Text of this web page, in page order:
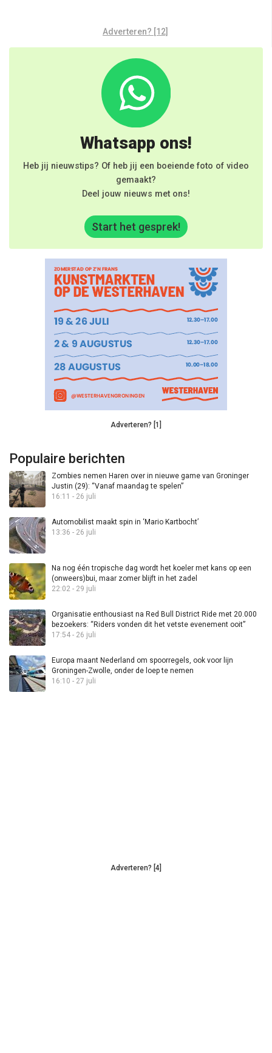
Adverteren? [12]
Whatsapp ons!
Heb jij nieuwstips? Of heb jij een boeiende foto of video
gemaakt?
Deel jouw nieuws met ons!
Start het gesprek!
Adverteren? [1]
Populaire berichten
Zombies nemen Haren over in nieuwe game van Groninger
Justin (29): “Vanaf maandag te spelen”
16:11 - 26 juli
Automobilist maakt spin in ‘Mario Kartbocht’
13:36 - 26 juli
Na nog één tropische dag wordt het koeler met kans op een
(onweers)bui, maar zomer blijft in het zadel
22:02 - 29 juli
Organisatie enthousiast na Red Bull District Ride met 20.000
bezoekers: “Riders vonden dit het vetste evenement ooit”
17:54 - 26 juli
Europa maant Nederland om spoorregels, ook voor lijn
Groningen-Zwolle, onder de loep te nemen
16:10 - 27 juli
Adverteren? [4]